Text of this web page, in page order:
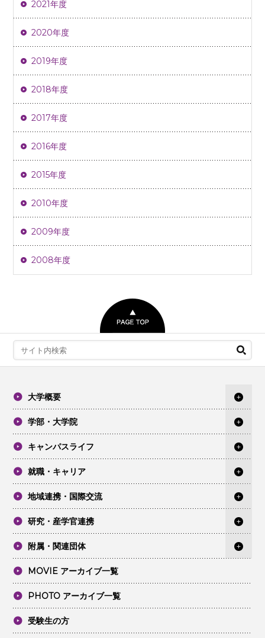
2021年度
2020年度
2019年度
2018年度
2017年度
2016年度
2015年度
2010年度
2009年度
2008年度
大学概要
学部・大学院
キャンパスライフ
就職・キャリア
地域連携・国際交流
研究・産学官連携
附属・関連団体
MOVIE アーカイブ一覧
PHOTO アーカイブ一覧
受験生の方